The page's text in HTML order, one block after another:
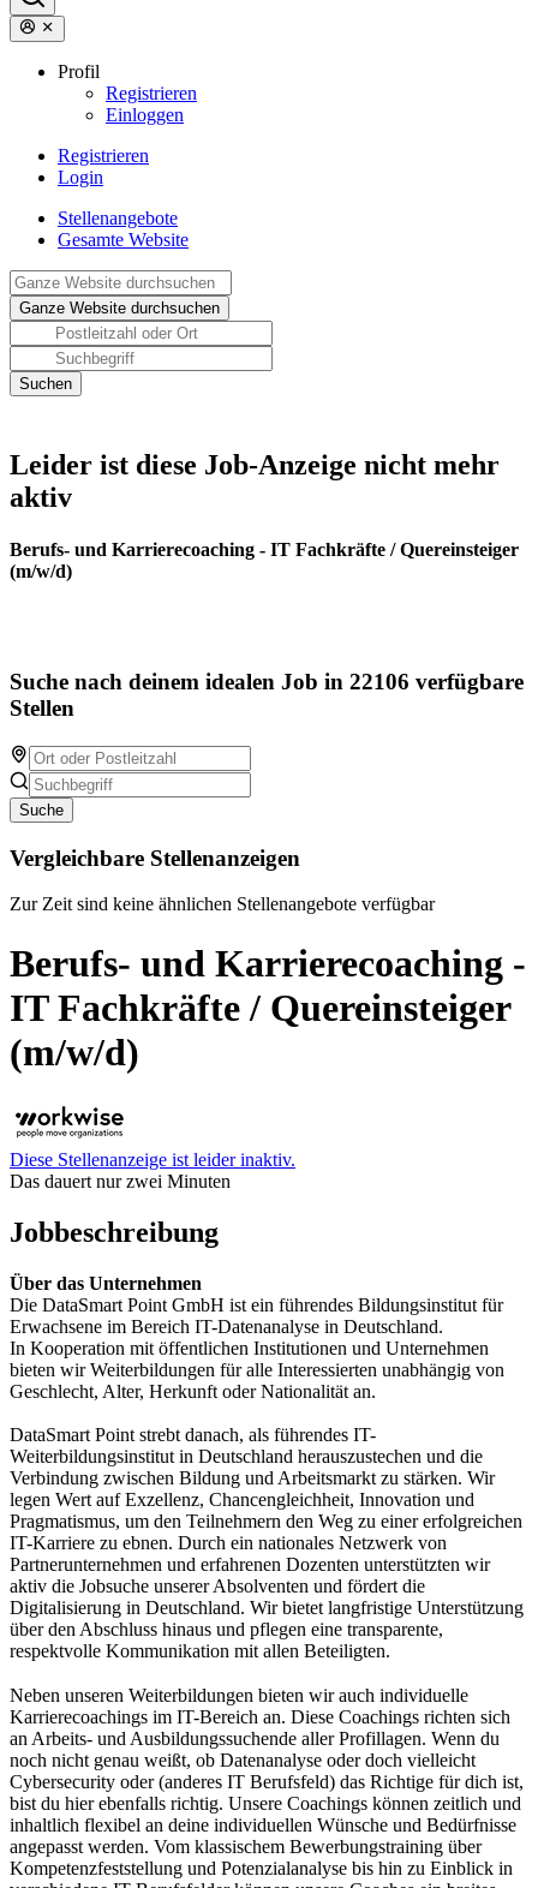
Profil
Registrieren
Einloggen
Registrieren
Login
Stellenangebote
Gesamte Website
Leider ist diese Job-Anzeige nicht mehr
aktiv
Berufs- und Karrierecoaching - IT Fachkräfte / Quereinsteiger
(m/w/d)
Suche nach deinem idealen Job in 22106 verfügbare
Stellen
Suche
Vergleichbare Stellenanzeigen
Zur Zeit sind keine ähnlichen Stellenangebote verfügbar
Berufs- und Karrierecoaching -
IT Fachkräfte / Quereinsteiger
(m/w/d)
Diese Stellenanzeige ist leider inaktiv.
Das dauert nur zwei Minuten
Jobbeschreibung
Über das Unternehmen
Die DataSmart Point GmbH ist ein führendes Bildungsinstitut für
Erwachsene im Bereich IT-Datenanalyse in Deutschland.
In Kooperation mit öffentlichen Institutionen und Unternehmen
bieten wir Weiterbildungen für alle Interessierten unabhängig von
Geschlecht, Alter, Herkunft oder Nationalität an.
DataSmart Point strebt danach, als führendes IT-
Weiterbildungsinstitut in Deutschland herauszustechen und die
Verbindung zwischen Bildung und Arbeitsmarkt zu stärken. Wir
legen Wert auf Exzellenz, Chancengleichheit, Innovation und
Pragmatismus, um den Teilnehmern den Weg zu einer erfolgreichen
IT-Karriere zu ebnen. Durch ein nationales Netzwerk von
Partnerunternehmen und erfahrenen Dozenten unterstützten wir
aktiv die Jobsuche unserer Absolventen und fördert die
Digitalisierung in Deutschland. Wir bietet langfristige Unterstützung
über den Abschluss hinaus und pflegen eine transparente,
respektvolle Kommunikation mit allen Beteiligten.
Neben unseren Weiterbildungen bieten wir auch individuelle
Karrierecoachings im IT-Bereich an. Diese Coachings richten sich
an Arbeits- und Ausbildungssuchende aller Profillagen. Wenn du
noch nicht genau weißt, ob Datenanalyse oder doch vielleicht
Cybersecurity oder (anderes IT Berufsfeld) das Richtige für dich ist,
bist du hier ebenfalls richtig. Unsere Coachings können zeitlich und
inhaltlich flexibel an deine individuellen Wünsche und Bedürfnisse
angepasst werden. Vom klassischem Bewerbungstraining über
Kompetenzfeststellung und Potenzialanalyse bis hin zu Einblick in